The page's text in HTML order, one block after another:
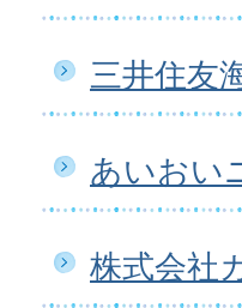
三井住友
あいおい
株式会社